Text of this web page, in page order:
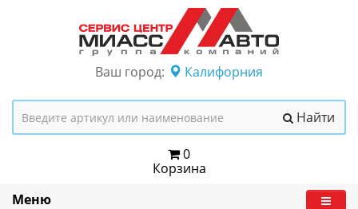
Ваш город: Калифорния
Найти
0
Корзина
Меню